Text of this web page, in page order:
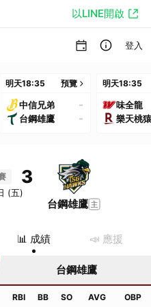
以LINE開啟
登入
明天18:35 預覽
中信兄弟 -
台鋼雄鷹 -
明天18:35
味全龍
樂天桃猿
3
(五)
台鋼雄鷹
📊 成績 📣 應援
台鋼雄鷹
RBI BB SO AVG OBP